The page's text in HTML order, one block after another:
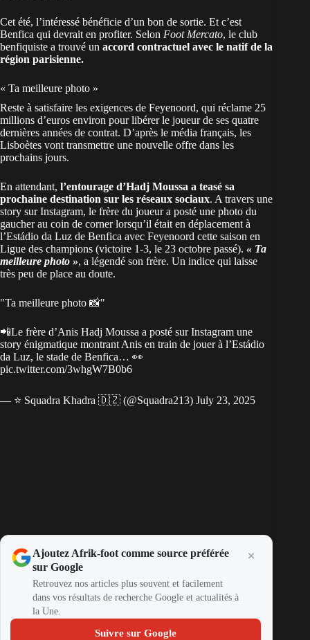
Cet été, l’intéressé bénéficie d’un bon de sortie. Et c’est
Benfica qui devrait en profiter. Selon Foot Mercato, le club
benfiquiste a trouvé un accord contractuel avec le natif de la
région parisienne.
« Ta meilleure photo »
Reste à satisfaire les exigences de Feyenoord, qui réclame 25
millions d’euros environ pour libérer le joueur de ses quatre
dernières années de contrat. D’après le média français, les
Lisboètes vont transmettre une nouvelle offre dans les
prochains jours.
En attendant, l’entourage d’Hadj Moussa a teasé sa
prochaine destination sur les réseaux sociaux. A travers une
story sur Instagram, le frère du joueur a posté une photo du
gaucher au coin de corner lorsqu’il était en déplacement à
l’Estádio da Luz de Benfica avec Feyenoord cette saison en
Ligue des champions (victoire 1-3, le 23 octobre passé). « Ta
meilleure photo », a légendé son frère. Un indice qui laisse
très peu de place au doute.
"Ta meilleure photo 📸"
📲Le frère d’Anis Hadj Moussa a posté sur Instagram une
story énigmatique montrant Anis en train de jouer à l’Estádio
da Luz, le stade de Benfica… 👀
pic.twitter.com/3whgW7B0b6
— ⭐️ Squadra Khadra 🇩🇿 (@Squadra213) July 23, 2025
Ajoutez Afrik-foot comme source préférée
sur Google
Retrouvez nos articles plus souvent et facilement
dans vos résultats de recherche Google et actualités à
la Une.
Suivre sur Google